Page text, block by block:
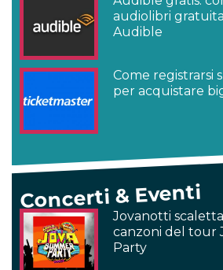
audiolibri
Audible
Come registrarsi
per acquistare
Concerti & Eventi
Jovanotti
canzoni del tour
Party